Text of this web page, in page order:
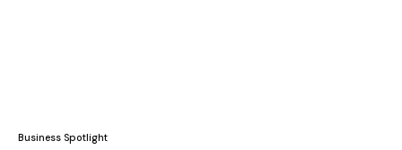
Business Spotlight